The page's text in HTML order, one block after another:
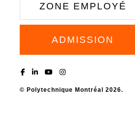
ZONE EMPLOYÉ
ADMISSION
© Polytechnique Montréal 2026.